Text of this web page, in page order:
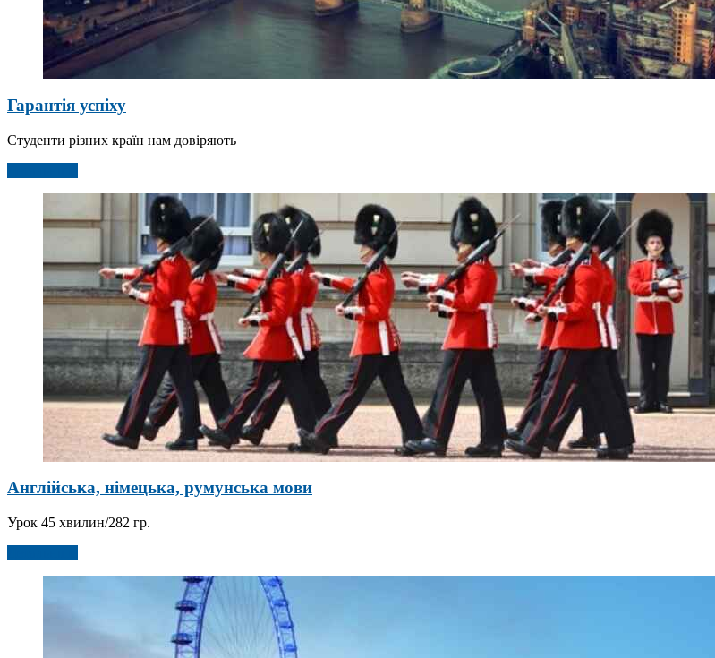
Гарантія успіху
Студенти різних країн нам довіряють
Англійська, німецька, румунська мови
Урок 45 хвилин/282 гр.